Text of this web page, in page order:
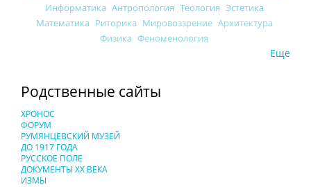
Информатика Антропология Теология Эстетика
Математика Риторика Мировоззрение Архитектура
Физика Феноменология
Еще
Родственные сайты
ХРОНОС
ФОРУМ
РУМЯНЦЕВСКИЙ МУЗЕЙ
ДО 1917 ГОДА
РУССКОЕ ПОЛЕ
ДОКУМЕНТЫ XX ВЕКА
ИЗМЫ